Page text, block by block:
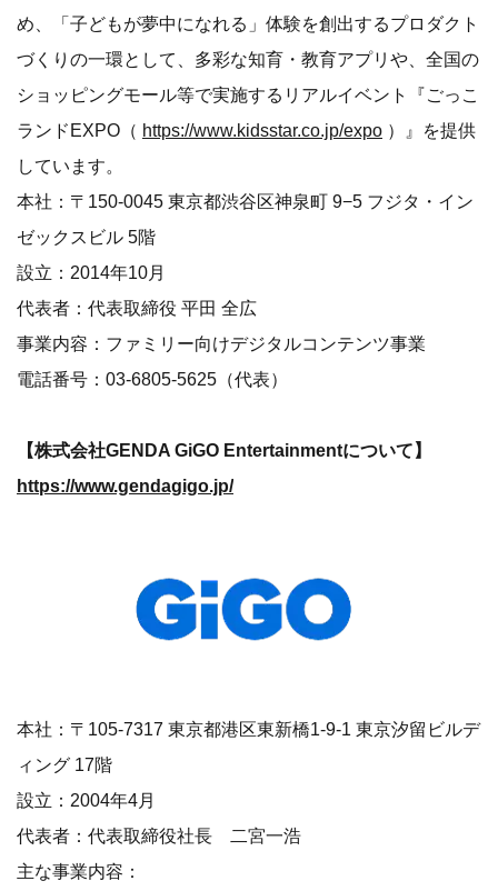
め、「子どもが夢中になれる」体験を創出するプロダクト
づくりの一環として、多彩な知育・教育アプリや、全国の
ショッピングモール等で実施するリアルイベント『ごっこ
ランドEXPO（ https://www.kidsstar.co.jp/expo ）』を提供
しています。
本社：〒150-0045 東京都渋谷区神泉町 9−5 フジタ・イン
ゼックスビル 5階
設立：2014年10月
代表者：代表取締役 平田 全広
事業内容：ファミリー向けデジタルコンテンツ事業
電話番号：03-6805-5625（代表）
【株式会社GENDA GiGO Entertainmentについて】
https://www.gendagigo.jp/
本社：〒105-7317 東京都港区東新橋1-9-1 東京汐留ビルデ
ィング 17階
設立：2004年4月
代表者：代表取締役社長 二宮一浩
主な事業内容：